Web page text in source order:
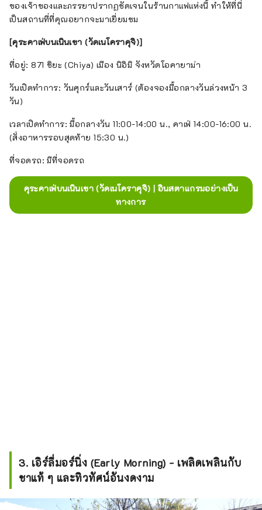
ของเจ้าของและภรรยาปรากฏชัดเจนในร้านกาแฟแห่งนี้ ทำให้ที่นี่
เป็นสถานที่ที่คุณอยากจะมาเยี่ยมชม
[คุระคาเฟ่บนเนินเขา (วัดเนโคราคุจิ)]
ที่อยู่: 871 ชิยะ (Chiya) เมือง นิอิมิ จังหวัดโอคายาม่า
วันเปิดทำการ: วันศุกร์และวันเสาร์ (ต้องจองมื้อกลางวันล่วงหน้า 3
วัน)
เวลาเปิดทำการ: มื้อกลางวัน 11:00-14:00 น., คาเฟ่ 14:00-16:00 น.
(สั่งอาหารรอบสุดท้าย 15:30 น.)
ที่จอดรถ: มีที่จอดรถ
คุระคาเฟ่บนเนินเขา (วัดเนโคราคุจิ) | อินสตาแกรมอย่างเป็น
ทางการ
3. เอิร์ลี่มอร์นิ่ง (Early Morning) - เพลิดเพลินกับ
ชาแท้ ๆ และทิวทัศน์อันงดงาม